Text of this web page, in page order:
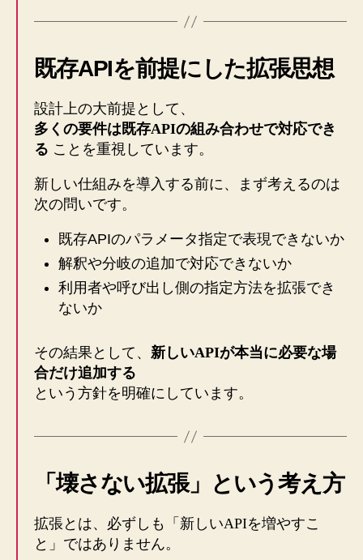
既存APIを前提にした拡張思想
設計上の大前提として、
多くの要件は既存APIの組み合わせで対応でき
る ことを重視しています。
新しい仕組みを導入する前に、まず考えるのは
次の問いです。
既存APIのパラメータ指定で表現できないか
解釈や分岐の追加で対応できないか
利用者や呼び出し側の指定方法を拡張でき
ないか
その結果として、 新しいAPIが本当に必要な場
合だけ追加する
という方針を明確にしています。
「壊さない拡張」という考え方
拡張とは、必ずしも「新しいAPIを増やすこ
と」ではありません。